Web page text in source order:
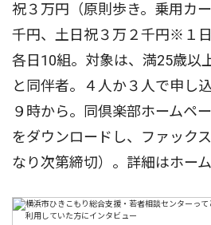
祝３万円（原則歩き。乗用カ
千円、土日祝３万２千円※１
各日10組。対象は、満25歳以
と同伴者。４人か３人で申し
９時から。同倶楽部ホームペ
をダウンロードし、ファック
なり次第締切）。詳細はホー